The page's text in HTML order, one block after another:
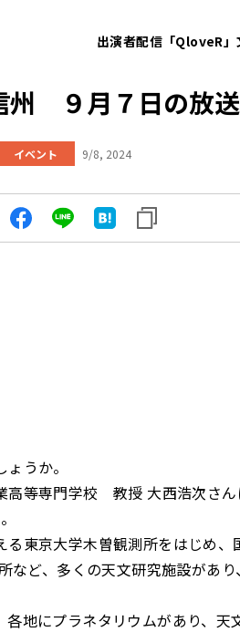
出演者配信「QloveR」
州 ９月７日の放
イベント 9/8, 2024
うか。
高等専門学校 教授 大西浩次さ
東京大学木曽観測所をはじめ、
など、多くの天文研究施設があ
地にプラネタリウムがあり、天